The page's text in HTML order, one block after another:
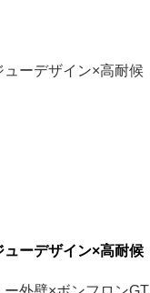
ーデザイン×高耐候
ーデザイン×高耐候